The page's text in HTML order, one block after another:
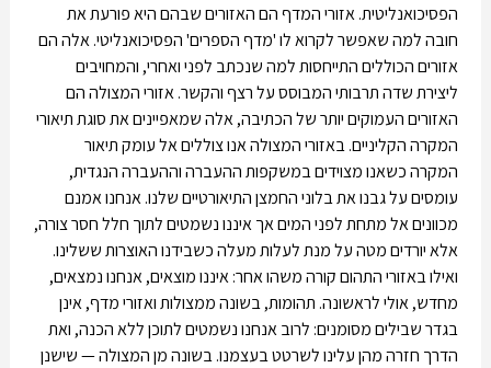
הפסיכואנליטית. אזורי המדף הם האזורים שבהם היא פורעת את
חובה למה שאפשר לקרוא לו 'מדף הספרים' הפסיכואנליטי. אלה הם
אזורים הכוללים התייחסות למה שנכתב לפני ואחרי, והמחויבים
ליצירת שדה תרבותי המבוסס על רצף והקשר. אזורי המצולה הם
האזורים העמוקים יותר של הכתיבה, אלה שמאפיינים את סוגת תיאורי
המקרה הקליניים. באזורי המצולה אנו צוללים אל עומק תיאור
המקרה כשאנו מצוידים במשקפות ההעברה וההעברה הנגדית,
עומסים על גבנו את בלוני החמצן התיאורטיים שלנו. אנחנו אמנם
מכוונים אל מתחת לפני המים אך איננו נשמטים לתוך חלל חסר צורה,
אלא יורדים מטה על מנת לעלות מעלה כשבידנו האוצרות ששלינו.
ואילו באזורי התהום קורה משהו אחר: איננו מוצאים, אנחנו נמצאים,
מחדש, אולי לראשונה. תהומות, בשונה ממצולות ואזורי מדף, אינן
בגדר שבילים מסומנים: לרוב אנחנו נשמטים לתוכן ללא הכנה, ואת
הדרך חזרה מהן עלינו לשרטט בעצמנו. בשונה מן המצולה — שישנן